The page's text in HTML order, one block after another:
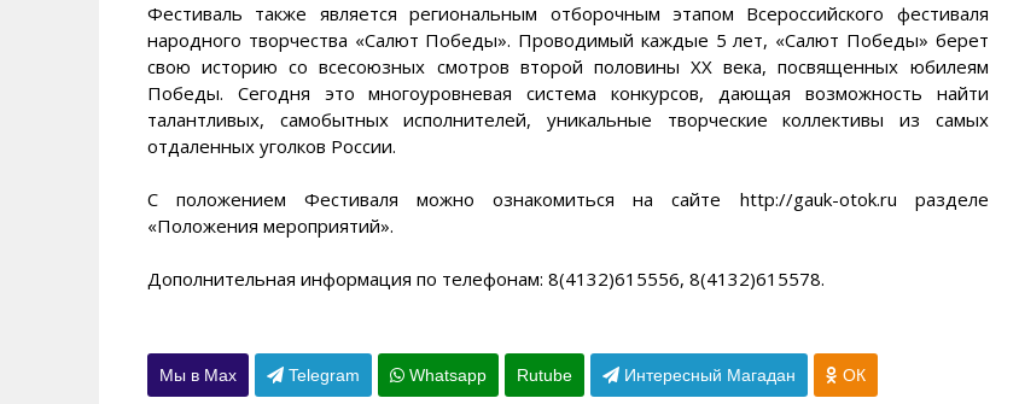
Фестиваль также является региональным отборочным этапом Всероссийского фестиваля
народного творчества «Салют Победы». Проводимый каждые 5 лет, «Салют Победы» берет
свою историю со всесоюзных смотров второй половины ХХ века, посвященных юбилеям
Победы. Сегодня это многоуровневая система конкурсов, дающая возможность найти
талантливых, самобытных исполнителей, уникальные творческие коллективы из самых
отдаленных уголков России.
С положением Фестиваля можно ознакомиться на сайте http://gauk-otok.ru разделе
«Положения мероприятий».
Дополнительная информация по телефонам: 8(4132)615556, 8(4132)615578.
Мы в Max Telegram Whatsapp Rutube Интересный Магадан ОК